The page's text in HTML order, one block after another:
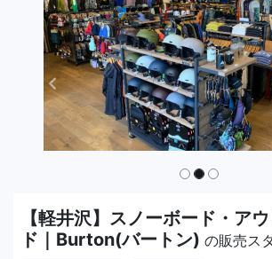
【軽井沢】スノーボード・ア
ド｜Burton(バートン) の販売ス